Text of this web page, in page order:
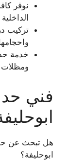
نوفر
تركيب
خدمة
ومظلات
فني
هل تبحث عن
ابوحليفة؟